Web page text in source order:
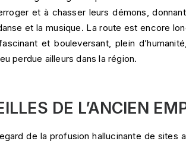
et à chasser leurs démons,
et la musique. La route est encore
et bouleversant, plein
perdue ailleurs dans la région.
DE L’ANCIEN
de la profusion hallucinante de sites